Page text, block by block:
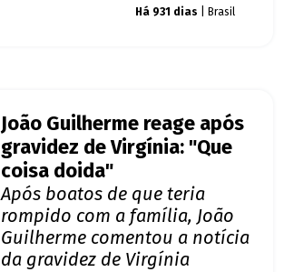
Há 931 dias | Brasil
João Guilherme reage após
gravidez de Virgínia: "Que
coisa doida"
Após boatos de que teria
rompido com a família, João
Guilherme comentou a notícia
da gravidez de Virgínia